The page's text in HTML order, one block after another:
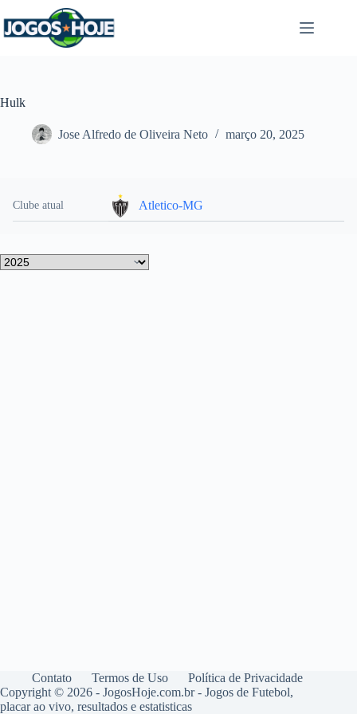
para
o
Hulk
Jose Alfredo de Oliveira Neto março 20, 2025
Clube atual Atletico-MG
Contato Termos de Uso
Política de Privacidade
Copyright © 2026 - JogosHoje.com.br - Jogos de Futebol,
placar ao vivo, resultados e estatisticas